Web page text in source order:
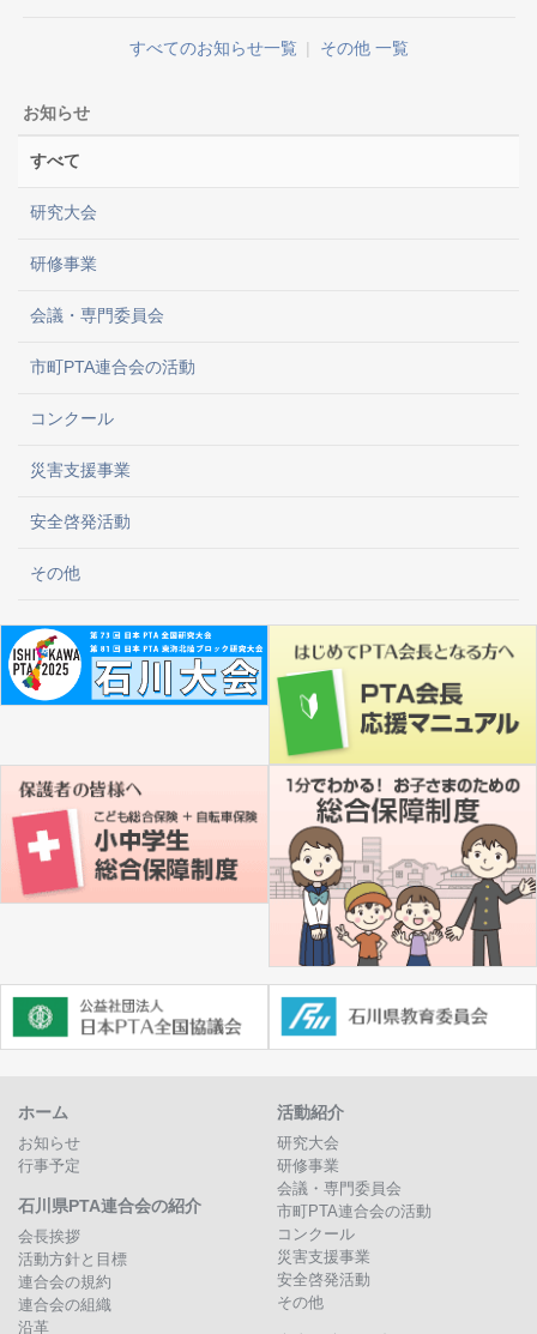
すべてのお知らせ一覧 | その他 一覧
お知らせ
すべて
研究大会
研修事業
会議・専門委員会
市町PTA連合会の活動
コンクール
災害支援事業
安全啓発活動
その他
ホーム
お知らせ
行事予定
石川県PTA連合会の紹介
会長挨拶
活動方針と目標
連合会の規約
連合会の組織
沿革
活動紹介
研究大会
研修事業
会議・専門委員会
市町PTA連合会の活動
コンクール
災害支援事業
安全啓発活動
その他